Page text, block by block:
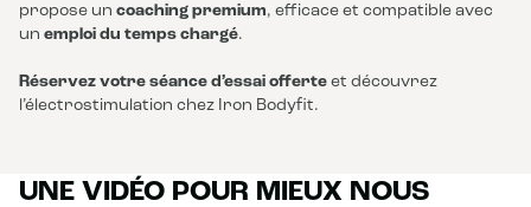
propose un coaching premium, efficace et compatible avec
un emploi du temps chargé.
Réservez votre séance d’essai offerte et découvrez
l’électrostimulation chez Iron Bodyfit.
UNE VIDÉO POUR MIEUX NOUS